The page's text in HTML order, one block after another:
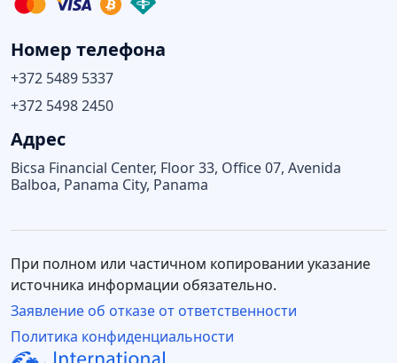
Номер телефона
+372 5489 5337
+372 5498 2450
Адрес
Bicsa Financial Center, Floor 33, Office 07, Avenida
Balboa, Panama City, Panama
Политика конфиденциальности
При полном или частичном копировании указание
источника информации обязательно.
Заявление об отказе от ответственности